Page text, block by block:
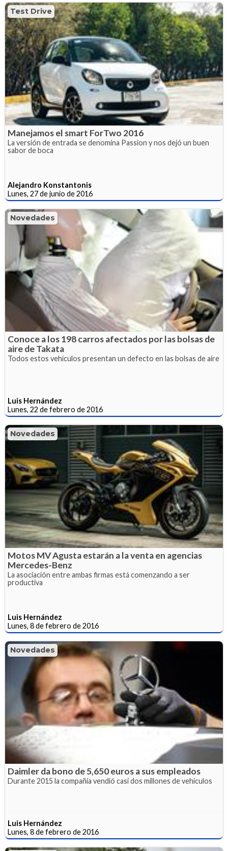
Test Drive
Manejamos el smart ForTwo 2016
La versión de entrada se denomina Passion y nos dejó un buen
sabor de boca
Alejandro Konstantonis
Lunes, 27 de junio de 2016
Novedades
Conoce a los 198 carros afectados por las bolsas de
aire de Takata
Todos estos vehículos presentan un defecto en las bolsas de aire
Luis Hernández
Lunes, 22 de febrero de 2016
Novedades
Motos MV Agusta estarán a la venta en agencias
Mercedes-Benz
La asociación entre ambas firmas está comenzando a ser
productiva
Luis Hernández
Lunes, 8 de febrero de 2016
Novedades
Daimler da bono de 5,650 euros a sus empleados
Durante 2015 la compañía vendió casi dos millones de vehículos
Luis Hernández
Lunes, 8 de febrero de 2016